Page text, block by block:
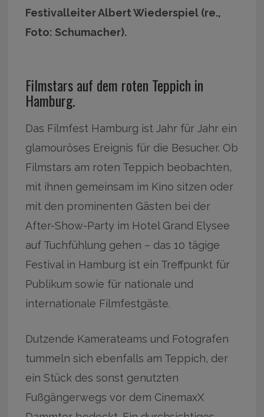
Festivalleiter Albert Wiederspiel (re.,
Foto: Schumacher).
Filmstars auf dem roten Teppich in
Hamburg.
Das Filmfest Hamburg ist Jahr für Jahr ein
glamouröses Ereignis für die Besucher. Ob
Filmstars am roten Teppich beobachten,
mit ihnen gemeinsam im Kino sitzen oder
mit den prominenten Gästen bei der
After-Show-Party im Hotel Grand Elysee
auf Tuchfühlung gehen – das 10 tägige
Festival in Hamburg ist ein Treffpunkt für
Publikum sowie für nationale und
internationale Filmfestgäste.
Dutzende Kamerateams und Fotografen
tummeln sich ebenfalls am Teppich, der
ein Stück des sonst genutzten
Fußgängerwegs vor dem CinemaxX